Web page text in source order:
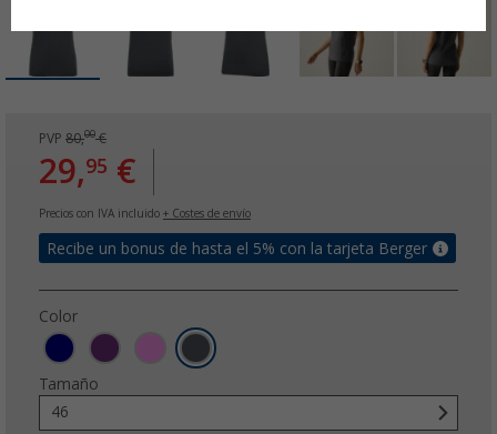
PVP 80,00€
29,95 €
Precios con IVA incluido + Costes de envío
Recibe un bonus de hasta el 5% con la tarjeta Berger
Color
Tamaño
46